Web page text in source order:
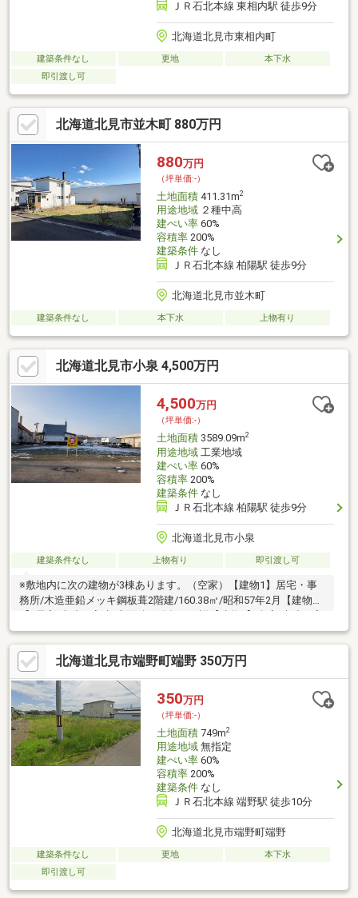
ＪＲ石北本線 東相内駅 徒歩9分
北海道北見市東相内町
建築条件なし 更地
本下水
即引渡し可
北海道北見市並木町 880万円
880万円
（坪単価:-）
土地面積411.31m2
用途地域２種中高
建ぺい率60%
容積率200%
建築条件なし
ＪＲ石北本線 柏陽駅 徒歩9分
北海道北見市並木町
建築条件なし 本下水 上物有り
北海道北見市小泉 4,500万円
4,500万円
（坪単価:-）
土地面積3589.09m2
用途地域工業地域
建ぺい率60%
容積率200%
建築条件なし
ＪＲ石北本線 柏陽駅 徒歩9分
北海道北見市小泉
建築条件なし 上物有り 即引渡し可
※敷地内に次の建物が3棟あります。（空家）【建物1】居宅・事
務所/木造亜鉛メッキ鋼板葺2階建/160.38㎡/昭和57年2月【建物
2】居宅/木造平家建/床面積・築年月不詳【建物3】倉庫/木造平家
建/床面積・築年月不詳※建築物の建築又は特定工作物の建設に供
する目的で行う土地の区画形質の変更には開発許可が必要となり
ます。
北海道北見市端野町端野 350万円
350万円
（坪単価:-）
土地面積749m2
用途地域無指定
建ぺい率60%
容積率200%
建築条件なし
ＪＲ石北本線 端野駅 徒歩10分
北海道北見市端野町端野
建築条件なし 更地
本下水
即引渡し可